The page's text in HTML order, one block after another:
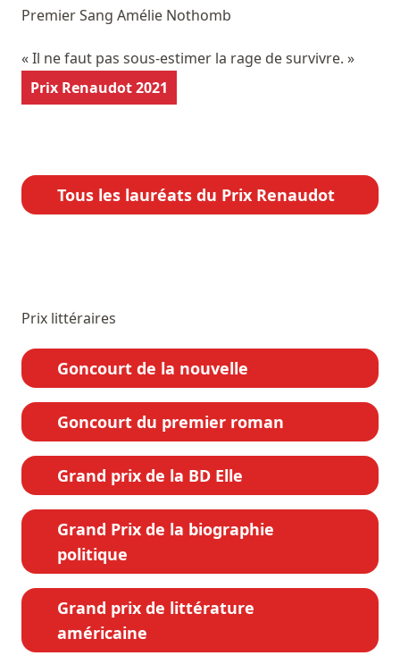
Premier Sang Amélie Nothomb
« Il ne faut pas sous-estimer la rage de survivre. »
Prix Renaudot 2021
Tous les lauréats du Prix Renaudot
Prix littéraires
Goncourt de la nouvelle
Goncourt du premier roman
Grand prix de la BD Elle
Grand Prix de la biographie
politique
Grand prix de littérature
américaine